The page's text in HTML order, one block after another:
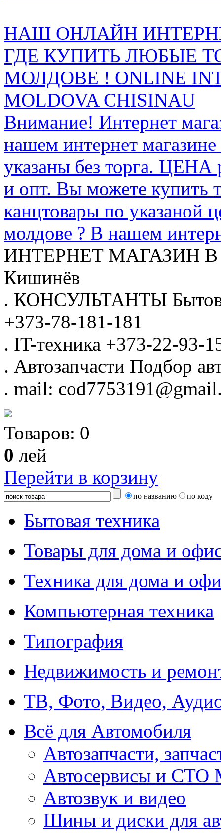
НАШ ОНЛАЙН
ГДЕ КУПИТЬ ЛЮБЫЕ
МОЛДОВЕ ! ONLINE
MOLDOVA CHISINAU
Внимание! Интернет
нашем интернет
указаны без торга.
и опт. Вы можете купить
канцтовары по указаной
молдове ? В нашем
ИНТЕРНЕТ МАГАЗИН
Кишинёв
. КОНСУЛЬТАНТЫ
+373-78-181-181
. IT-техника +373-22-93-
. Автозапчасти Подбор
. mail:
Товаров: 0
0 лей
Перейти в корзину
по названию по коду
Бытовая техника
Товары для дома и
Техника для дома и
Компьютерная техника
Типография
Недвижимость и
ТВ, Фото, Видео,
Всё для Автомобиля
Автозапчасти,
Автосервисы и СТО
Автозвук и видео
Шины и диски для